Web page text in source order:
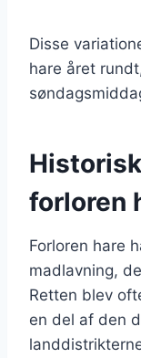
Disse
hare året
forloren
Forloren hare
madlavning,
Retten blev
en del af den